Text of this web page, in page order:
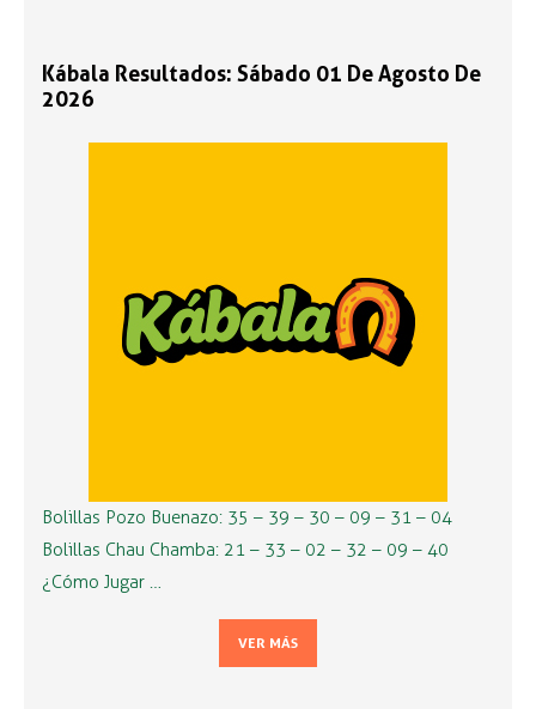
Kábala Resultados: Sábado 01 De Agosto De
2026
Bolillas Pozo Buenazo: 35 – 39 – 30 – 09 – 31 – 04
Bolillas Chau Chamba: 21 – 33 – 02 – 32 – 09 – 40
¿Cómo Jugar …
VER MÁS